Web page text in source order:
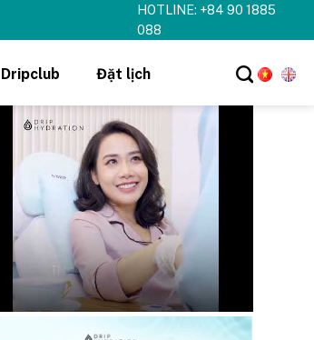
HOTLINE: +84 90 1885
088
Dripclub Đặt lịch